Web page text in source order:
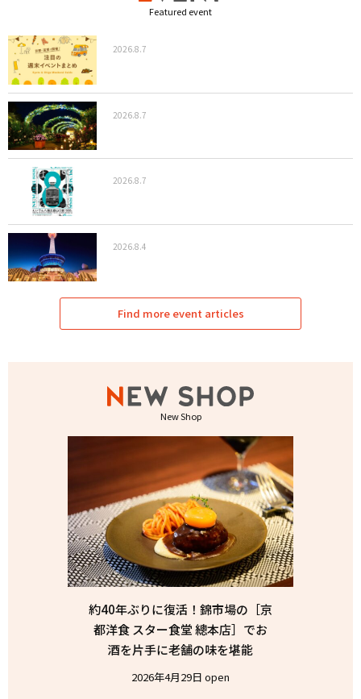
Featured event
2026.8.7
2026.8.7
2026.8.7
2026.8.4
Find more event articles
New Shop
約40年ぶりに復活！錦市場の［京
都洋食 スター食堂 總本店］でお
酒を片手に老舗の味を堪能
2026年4月29日 open